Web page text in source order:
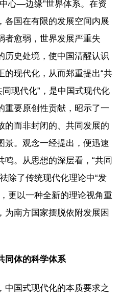
心—边缘”世界体系。在资
各国在有限的发展空间内展
者愈弱，世界发展严重失
历史处境，使中国清醒认识
的现代化，从而郑重提出“共
同现代化”，是中国式现代化
重要原创性贡献，昭示了一
的而非封闭的、共同发展的
景。观念一经提出，便迅速
。从思想的深层看，“共同
除了传统现代化理论中“发
更以一种全新的理论视角重
为南方国家摆脱依附发展困
同体的科学体系
中国式现代化的本质要求之